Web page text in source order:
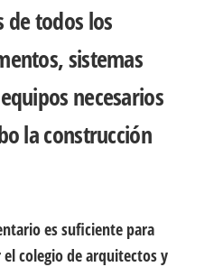
de todos los
sistemas
necesarios
la construcción
essuficiente para
colegio de arquitectos y